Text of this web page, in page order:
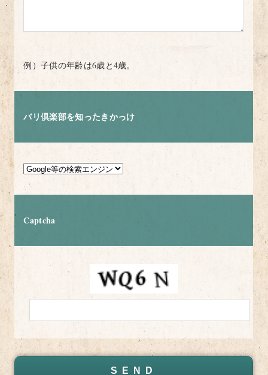
例）子供の年齢は6歳と4歳。
バリ倶楽部を知ったきかっけ
Captcha